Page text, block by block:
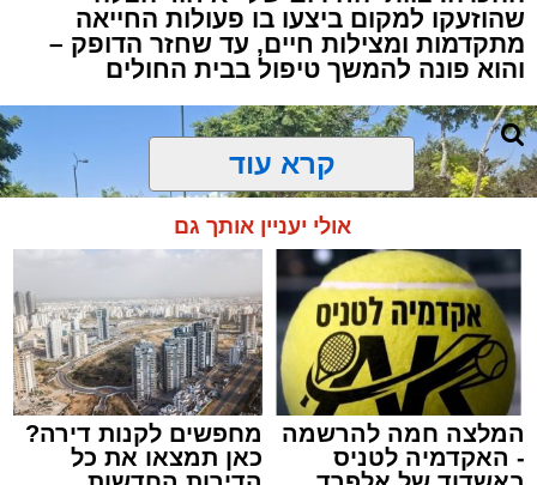
שהוזעקו למקום ביצעו בו פעולות החייאה
מתקדמות ומצילות חיים, עד שחזר הדופק –
והוא פונה להמשך טיפול בבית החולים
קרא עוד
אולי יעניין אותך גם
המלצה חמה להרשמה
- האקדמיה לטניס
מחפשים לקנות דירה?
כאן תמצאו את כל